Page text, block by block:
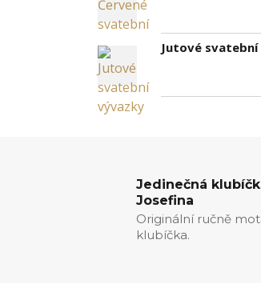
Jutové
Jedinečná
Josefina
Originální ručně
klubíčka.